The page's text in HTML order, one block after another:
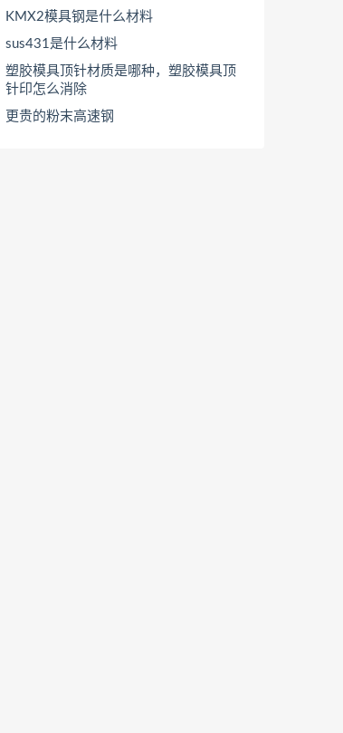
KMX2模具钢是什么材料
sus431是什么材料
塑胶模具顶针材质是哪种，塑胶模具顶
针印怎么消除
更贵的粉末高速钢